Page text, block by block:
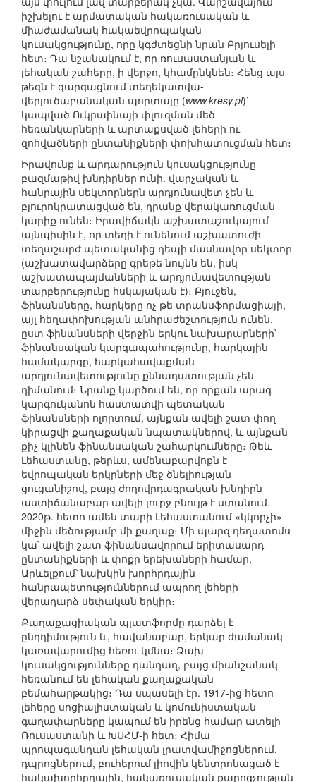
իշխելու է արմատական հակառուսական և
միաժամանակ հակաեվրոպական
կուսակցությունը, որը կգժտեցնի նրան Բրյուսելի
հետ։ Դա նշանակում է, որ ռուսաստանյան և
լեհական շահերը, ի վերջո, կհամընկնեն։ Հենց այս
թեզն է զարգացնում տեղեկատվա-
վերլուծաբանական պորտալը (www.kresy.pl)՝
կապված Ուկրաինայի փլուզման մեծ
հեռանկարների և արտաքսված լեհերի ու
զոհվածների ընտանիքների փոխհատուցման հետ։
Իրավունք և արդարություն կուսակցությունը
բազմաթիվ խնդիրներ ունի. վարչական և
հանրային սեկտորներն արդյունավետ չեն և
բյուրոկրատացված են, դրանք վերակառուցման
կարիք ունեն։ Իրավիճակն աշխատաշուկայում
այնպիսին է, որ տեղի է ունենում աշխատուժի
տեղաշարժ պետականից դեպի մասնավոր սեկտոր
(աշխատավարձերը գրեթե նույնն են, իսկ
աշխատապայմանների և արդյունավետության
տարբերությունը հսկայական է)։ Բյուջեն,
ֆինանսները, հարկերը ոչ թե տրանսֆորմացիայի,
այլ հեղափոխության անհրաժեշտություն ունեն.
ըստ ֆինանսների վերջին երկու նախարարների՝
ֆինանսական կարգապահությունը, հարկային
համակարգը, հարկահավաքման
արդյունավետությունը քննադատության չեն
դիմանում։ Նրանք կարծում են, որ որքան արագ
կարգուկանոն հաստատվի պետական
ֆինանսների ոլորտում, այնքան ավելի շատ փող
կիրացվի քաղաքական նպատակներով, և այնքան
քիչ կլինեն ֆինանսական շահարկումները։ Թեև
Լեհաստանը, թերևս, ամենաբարվոքն է
եվրոպական երկրների մեջ ծնելիության
ցուցանիշով, բայց ժողովրդագրական խնդիրն
աստիճանաբար ավելի լուրջ բնույթ է ստանում.
2020թ. հետո ամեն տարի Լեհաստանում «կկորչի»
միջին մեծությամբ մի քաղաք։ Մի պարզ դեղատոմս
կա՝ ավելի շատ ֆինանսավորում երիտասարդ
ընտանիքների և փոքր երեխաների համար,
Արևելքում՝ նախկին խորհրդային
հանրապետություններում ապրող լեհերի
վերադարձ սեփական երկիր։
Քաղաքացիական պլատֆորմը դարձել է
ընդդիմություն և, հավանաբար, երկար ժամանակ
կառավարումից հեռու կմնա։ Ձախ
կուսակցությունները դանդաղ, բայց միանշանակ
հեռանում են լեհական քաղաքական
բեմահարթակից։ Դա սպասելի էր. 1917-ից հետո
լեհերը սոցիալիստական և կոմունիստական
գաղափարները կապում են իրենց համար ատելի
Ռուսաստանի և ԽՍՀՄ-ի հետ։ Հիմա
պրոպագանդան լեհական լրատվամիջոցներում,
դպրոցներում, բուհերում լիովին կենտրոնացած է
հակախորհրդային, հակառուսական քարոզչության